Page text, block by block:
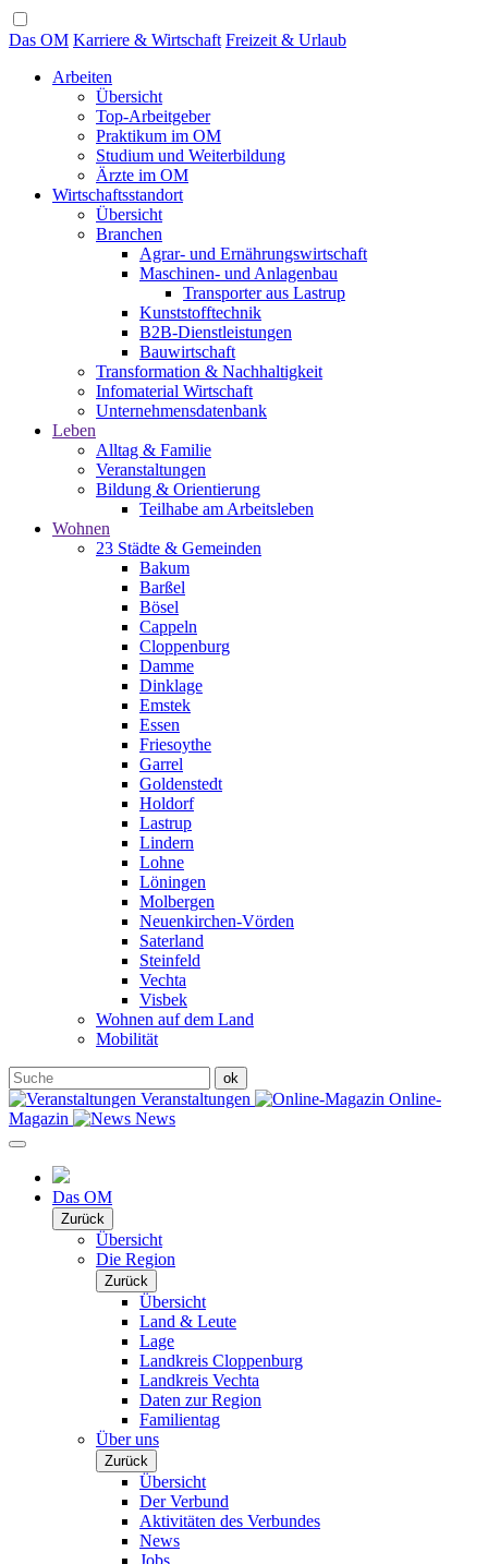
Das OM Karriere & Wirtschaft Freizeit & Urlaub
Arbeiten
Übersicht
Top-Arbeitgeber
Praktikum im OM
Studium und Weiterbildung
Ärzte im OM
Wirtschaftsstandort
Übersicht
Branchen
Agrar- und Ernährungswirtschaft
Maschinen- und Anlagenbau
Transporter aus Lastrup
Kunststofftechnik
B2B-Dienstleistungen
Bauwirtschaft
Transformation & Nachhaltigkeit
Infomaterial Wirtschaft
Unternehmensdatenbank
Leben
Alltag & Familie
Veranstaltungen
Bildung & Orientierung
Teilhabe am Arbeitsleben
Wohnen
23 Städte & Gemeinden
Bakum
Barßel
Bösel
Cappeln
Cloppenburg
Damme
Dinklage
Emstek
Essen
Friesoythe
Garrel
Goldenstedt
Holdorf
Lastrup
Lindern
Lohne
Löningen
Molbergen
Neuenkirchen-Vörden
Saterland
Steinfeld
Vechta
Visbek
Wohnen auf dem Land
Mobilität
Veranstaltungen
Online-
Magazin
News
Das OM
Zurück
Übersicht
Die Region
Zurück
Übersicht
Land & Leute
Lage
Landkreis Cloppenburg
Landkreis Vechta
Daten zur Region
Familientag
Über uns
Zurück
Übersicht
Der Verbund
Aktivitäten des Verbundes
News
Jobs